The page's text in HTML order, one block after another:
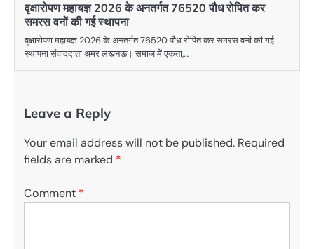
वृक्षारोपण महायज्ञ 2026 के अनतर्गत 76520 पौध रोपित कर
समरस वनों की गई स्थापना
वृक्षारोपण महायज्ञ 2026 के अनतर्गत 76520 पौध रोपित कर समरस वनों की गई
स्थापना संवाददाता अमर लखनऊ। समाज में एकता,…
Leave a Reply
Your email address will not be published. Required
fields are marked *
Comment *